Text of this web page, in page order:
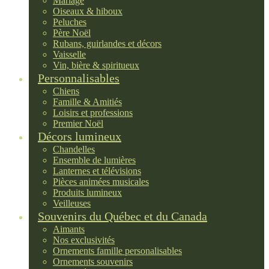
Oiseaux & hiboux
Peluches
Père Noël
Rubans, guirlandes et décors
Vaisselle
Vin, bière & spiritueux
Personnalisables
Chiens
Famille & Amitiés
Loisirs et professions
Premier Noël
Décors lumineux
Chandelles
Ensemble de lumières
Lanternes et télévisions
Pièces animées musicales
Produits lumineux
Veilleuses
Souvenirs du Québec et du Canada
Aimants
Nos exclusivités
Ornements famille personalisables
Ornements souvenirs